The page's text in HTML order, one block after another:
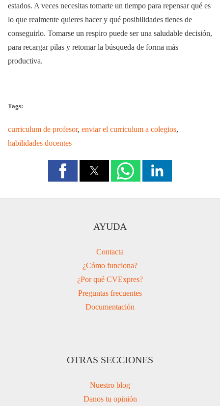
estados. A veces necesitas tomarte un tiempo para repensar qué es
lo que realmente quieres hacer y qué posibilidades tienes de
conseguirlo. Tomarse un respiro puede ser una saludable decisión,
para recargar pilas y retomar la búsqueda de forma más
productiva.
Tags:
curriculum de profesor, enviar el curriculum a colegios,
habilidades docentes
AYUDA
Contacta
¿Cómo funciona?
¿Por qué CVExpres?
Preguntas frecuentes
Documentación
OTRAS SECCIONES
Nuestro blog
Danos tu opinión